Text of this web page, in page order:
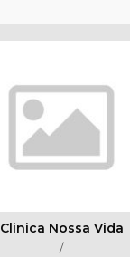
Clinica Nossa Vida
/